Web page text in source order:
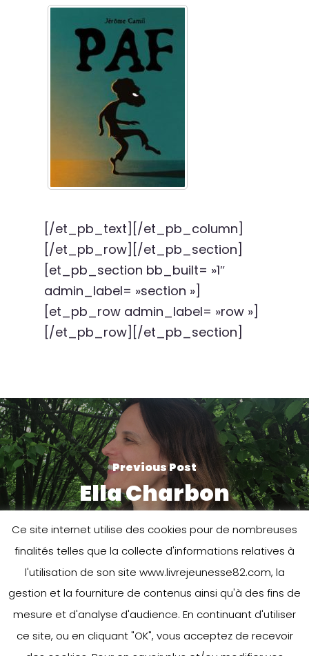
[/et_pb_text][/et_pb_column]
[/et_pb_row][/et_pb_section]
[et_pb_section bb_built= »1″
admin_label= »section »]
[et_pb_row admin_label= »row »]
[/et_pb_row][/et_pb_section]
Previous Post
Ella Charbon
Next Post
Ce site internet utilise des cookies pour de nombreuses
finalités telles que la collecte d'informations relatives à
l'utilisation de son site www.livrejeunesse82.com, la
gestion et la fourniture de contenus ainsi qu'à des fins de
mesure et d'analyse d'audience. En continuant d'utiliser
ce site, ou en cliquant "OK", vous acceptez de recevoir